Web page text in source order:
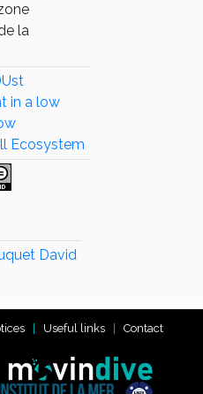
la
in a low
Ecosystem
David
Useful links Contact